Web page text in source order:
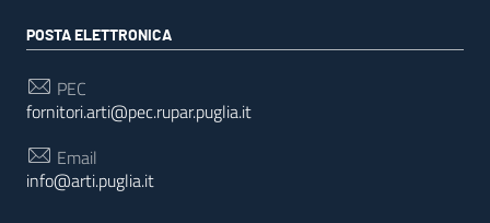
POSTA ELETTRONICA
PEC
fornitori.arti@pec.rupar.puglia.it
Email
info@arti.puglia.it